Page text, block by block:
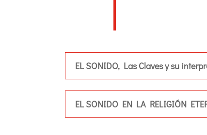
EL SONIDO, Las Claves y su
EL SONIDO EN LA RELIGIÓN